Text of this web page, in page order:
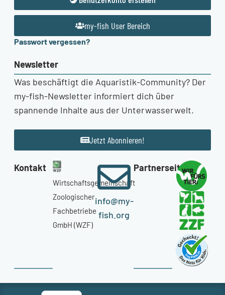
my-fish User Bereich
Passwort vergessen?
Newsletter
Was beschäftigt die Aquaristik-Community? Der
my-fish-Newsletter informiert dich über
spannende Inhalte aus der Unterwasserwelt.
Jetzt Abonnieren!
Kontakt
Wirtschaftsgemeinschaft
Zoologischer
Fachbetriebe
GmbH (WZF)
info@my-
fish.org
Partnerseiten